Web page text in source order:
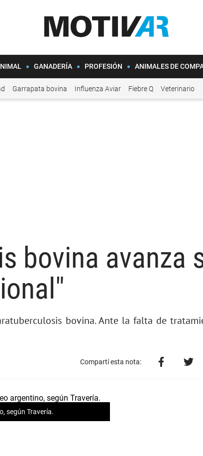
GANADERÍA PROFESIÓN ANIMALES DE
Garrapata bovina Influenza Aviar Fiebre Q Veterinario
bovina avanza
bovina. Ante la falta de
Compartí esta nota:
según Travería.